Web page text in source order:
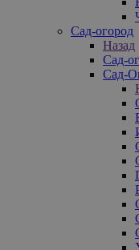
Сад-огород
Назад
Сад-
Сад-